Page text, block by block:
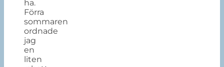
ha.
Förra
sommaren
ordnade
jag
en
liten